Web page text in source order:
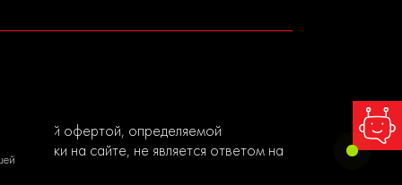
офертой, определяемой
на сайте, не является ответом на